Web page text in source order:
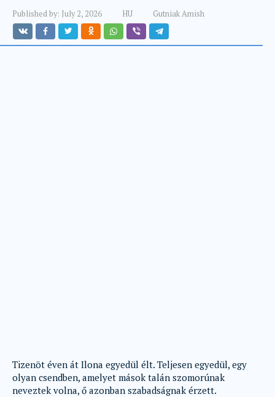
Published by: July 2, 2026 HU Gutniak Amish
Tizenöt éven át Ilona egyedül élt. Teljesen egyedül, egy
olyan csendben, amelyet mások talán szomorúnak
neveztek volna, ő azonban szabadságnak érzett.